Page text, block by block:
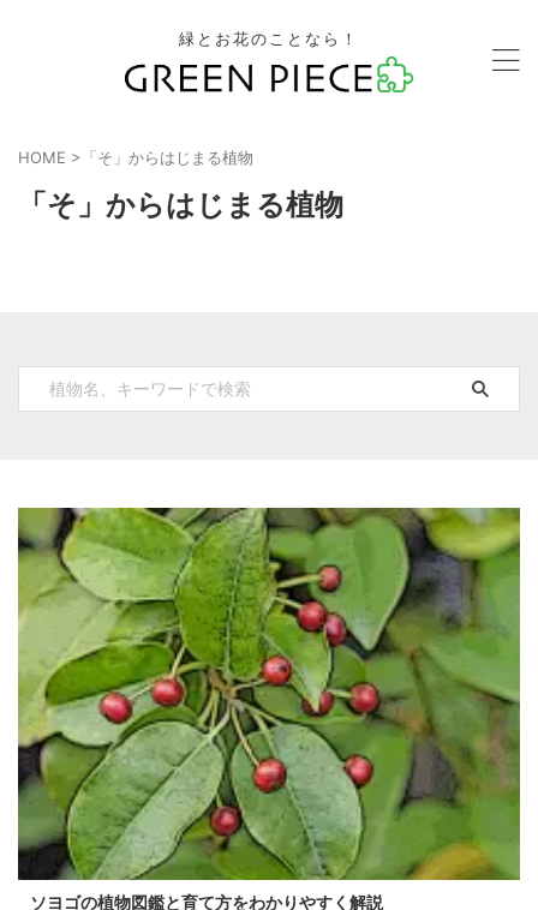
緑とお花のことなら！
HOME > 「そ」からはじまる植物
「そ」からはじまる植物
ソヨゴの植物図鑑と育て方をわかりやすく解説